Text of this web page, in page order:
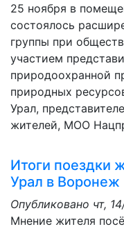
25 ноября в
состоялось
группы при
участием
природоохранной
природных
Урал,
жителей, МОО
Итоги поездки
Урал в Воронеж
Опубликовано чт,
Мнение жителя